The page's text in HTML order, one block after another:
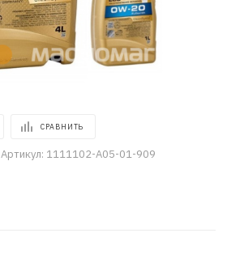
СРАВНИТЬ
Артикул: 1111102-A05-01-909